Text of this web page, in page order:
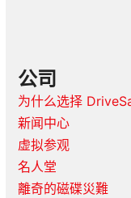
公司
为什么选择
新闻中心
虚拟参观
名人堂
離奇的磁碟災難